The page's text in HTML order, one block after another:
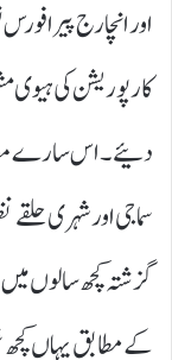
اور انچارج پیرا
کارپوریشن کی
دئیے۔ اس سارے
سماجی اور شہری
گزشتہ کچھ سالوں
کے مطابق یہاں کچھ